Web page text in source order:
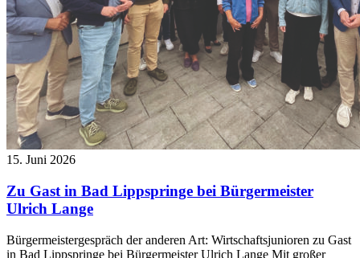
15. Juni 2026
Zu Gast in Bad Lippspringe bei Bürgermeister
Ulrich Lange
Bürgermeistergespräch der anderen Art: Wirtschaftsjunioren zu Gast
in Bad Lippspringe bei Bürgermeister Ulrich Lange Mit großer